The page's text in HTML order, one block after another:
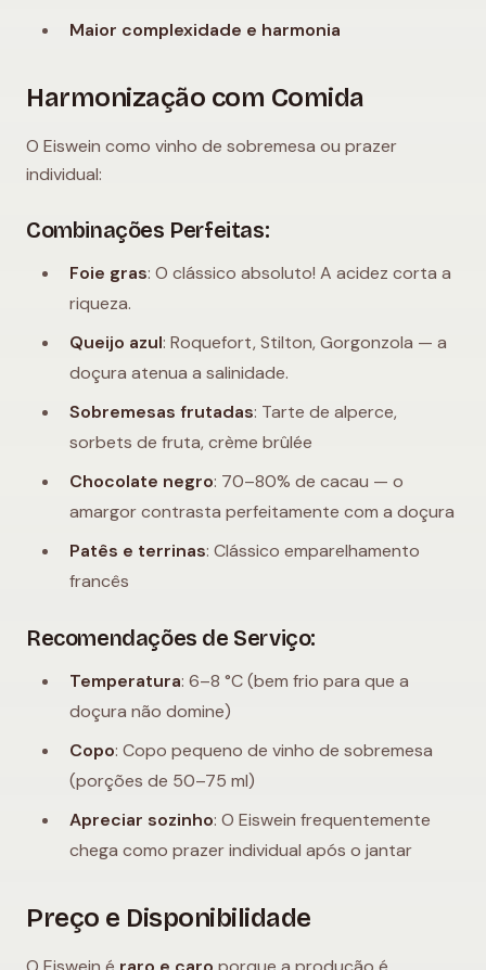
Maior complexidade e harmonia
Harmonização com Comida
O Eiswein como vinho de sobremesa ou prazer
individual:
Combinações Perfeitas:
Foie gras: O clássico absoluto! A acidez corta a
riqueza.
Queijo azul: Roquefort, Stilton, Gorgonzola — a
doçura atenua a salinidade.
Sobremesas frutadas: Tarte de alperce,
sorbets de fruta, crème brûlée
Chocolate negro: 70–80% de cacau — o
amargor contrasta perfeitamente com a doçura
Patês e terrinas: Clássico emparelhamento
francês
Recomendações de Serviço:
Temperatura: 6–8 °C (bem frio para que a
doçura não domine)
Copo: Copo pequeno de vinho de sobremesa
(porções de 50–75 ml)
Apreciar sozinho: O Eiswein frequentemente
chega como prazer individual após o jantar
Preço e Disponibilidade